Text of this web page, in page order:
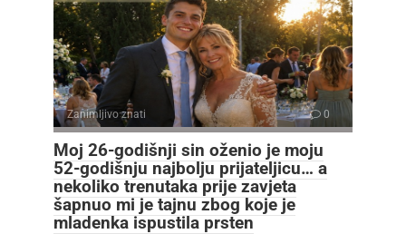
Zanimljivo znati 0
Moj 26-godišnji sin oženio je moju
52-godišnju najbolju prijateljicu… a
nekoliko trenutaka prije zavjeta
šapnuo mi je tajnu zbog koje je
mladenka ispustila prsten